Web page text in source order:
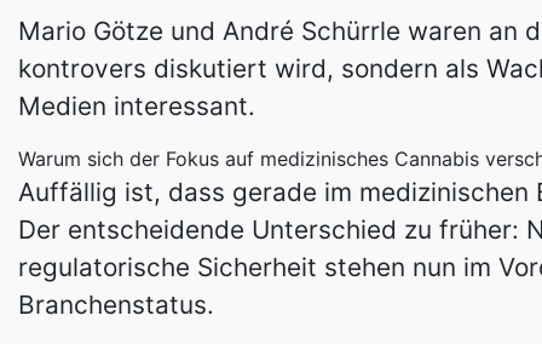
Mario Götze und André Schürrle waren an
kontrovers diskutiert wird, sondern als
Medien interessant.
Warum sich der Fokus auf medizinisches Cannabis
Auffällig ist, dass gerade im
Der entscheidende Unterschied zu früher:
regulatorische Sicherheit stehen nun im
Branchenstatus.